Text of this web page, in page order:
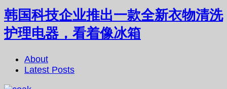
韩国科技企业推出一款全新衣物清洗
护理电器，看着像冰箱
About
Latest Posts